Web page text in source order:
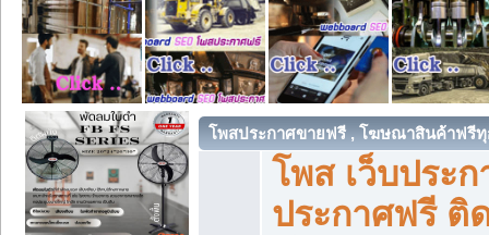
โพสประกาศขายฟรี , โฆษณาสินค้าฟรี
โพส เว็บประก
ประกาศฟรี ติ